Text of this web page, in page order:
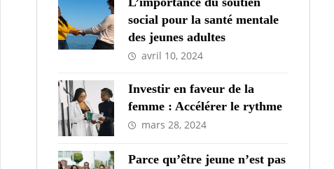
social pour la santé mentale
des jeunes adultes
avril 10, 2024
Investir en faveur de la
femme : Accélérer le rythme
mars 28, 2024
Parce qu’être jeune n’est pas